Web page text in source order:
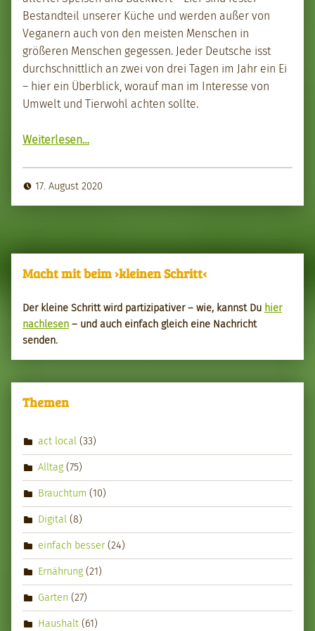
Bestandteil unser­er Küche und wer­den außer von
Veg­an­ern auch von den meis­ten Men­schen in
größeren Men­schen gegessen. Jed­er Deutsche isst
durch­schnit­tlich an zwei von drei Tagen im Jahr ein Ei
– hier ein Überblick, worauf man im Inter­esse von
Umwelt und Tier­wohl acht­en sollte.
Weit­er­lesen…
17. August 2020
Macht mit beim ›kleinen Schritt‹
Der kleine Schritt wird par­tizipa­tiv­er – wie, kannst Du hier
nach­le­sen – und auch ein­fach gle­ich eine Nachricht
senden.
Themen
act local (33)
Alltag (75)
Brauchtum (10)
Digital (8)
einfach besser(24)
Ernährung (21)
Garten (27)
Haushalt (61)